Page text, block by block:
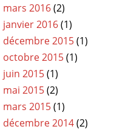
mars 2016(2)
janvier 2016(1)
décembre 2015(1)
octobre 2015(1)
juin 2015(1)
mai 2015(2)
mars 2015(1)
décembre 2014(2)